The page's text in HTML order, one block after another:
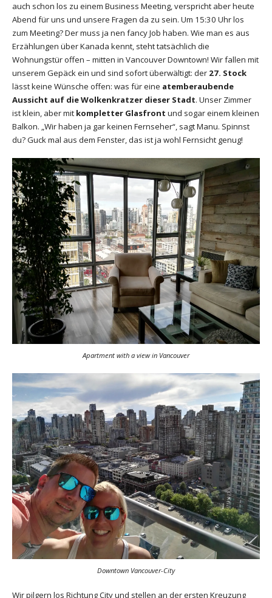
auch schon los zu einem Business Meeting, verspricht aber heute
Abend für uns und unsere Fragen da zu sein. Um 15:30 Uhr los
zum Meeting? Der muss ja nen fancy Job haben. Wie man es aus
Erzählungen über Kanada kennt, steht tatsächlich die
Wohnungstür offen – mitten in Vancouver Downtown! Wir fallen mit
unserem Gepäck ein und sind sofort überwältigt: der 27. Stock
lässt keine Wünsche offen: was für eine atemberaubende
Aussicht auf die Wolkenkratzer dieser Stadt. Unser Zimmer
ist klein, aber mit kompletter Glasfront und sogar einem kleinen
Balkon. „Wir haben ja gar keinen Fernseher“, sagt Manu. Spinnst
du? Guck mal aus dem Fenster, das ist ja wohl Fernsicht genug!
Apartment with a view in Vancouver
Downtown Vancouver-City
Wir pilgern los Richtung City und stellen an der ersten Kreuzung